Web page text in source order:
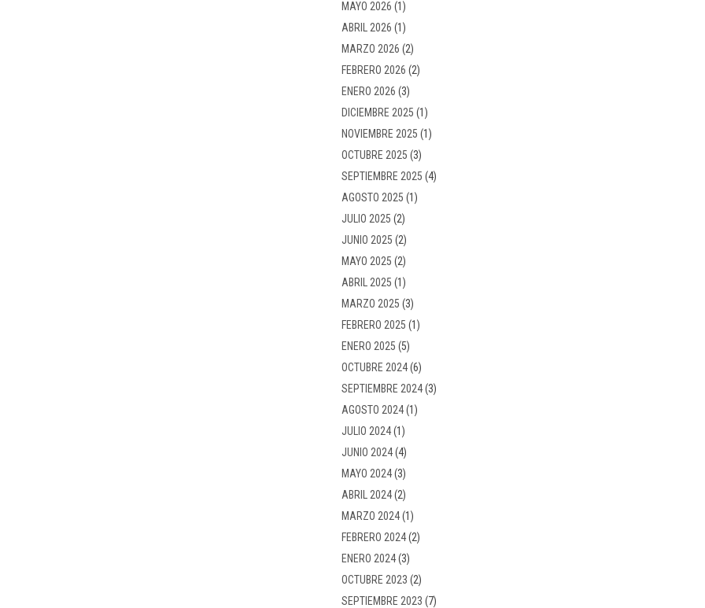
MAYO 2026 (1)
ABRIL 2026 (1)
MARZO 2026 (2)
FEBRERO 2026 (2)
ENERO 2026 (3)
DICIEMBRE 2025 (1)
NOVIEMBRE 2025 (1)
OCTUBRE 2025 (3)
SEPTIEMBRE 2025 (4)
AGOSTO 2025 (1)
JULIO 2025 (2)
JUNIO 2025 (2)
MAYO 2025 (2)
ABRIL 2025 (1)
MARZO 2025 (3)
FEBRERO 2025 (1)
ENERO 2025 (5)
OCTUBRE 2024(6)
SEPTIEMBRE 2024(3)
AGOSTO 2024(1)
JULIO 2024(1)
JUNIO 2024(4)
MAYO 2024(3)
ABRIL 2024(2)
MARZO 2024(1)
FEBRERO 2024(2)
ENERO 2024(3)
OCTUBRE 2023 (2)
SEPTIEMBRE 2023 (7)